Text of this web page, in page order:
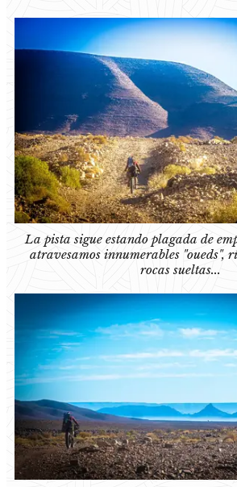
La pista sigue estando plagada de
atravesamos innumerables "oueds",
rocas sueltas...